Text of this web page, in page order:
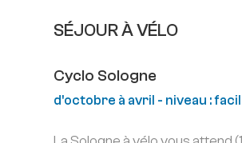
SÉJOUR À VÉLO
Cyclo Sologne
d'octobre à avril - niveau :